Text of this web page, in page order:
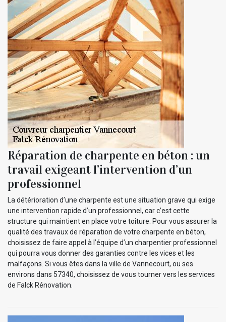
Réparation de charpente en béton : un
travail exigeant l’intervention d’un
professionnel
La détérioration d’une charpente est une situation grave qui exige
une intervention rapide d’un professionnel, car c’est cette
structure qui maintient en place votre toiture. Pour vous assurer la
qualité des travaux de réparation de votre charpente en béton,
choisissez de faire appel à l’équipe d’un charpentier professionnel
qui pourra vous donner des garanties contre les vices et les
malfaçons. Si vous êtes dans la ville de Vannecourt, ou ses
environs dans 57340, choisissez de vous tourner vers les services
de Falck Rénovation.